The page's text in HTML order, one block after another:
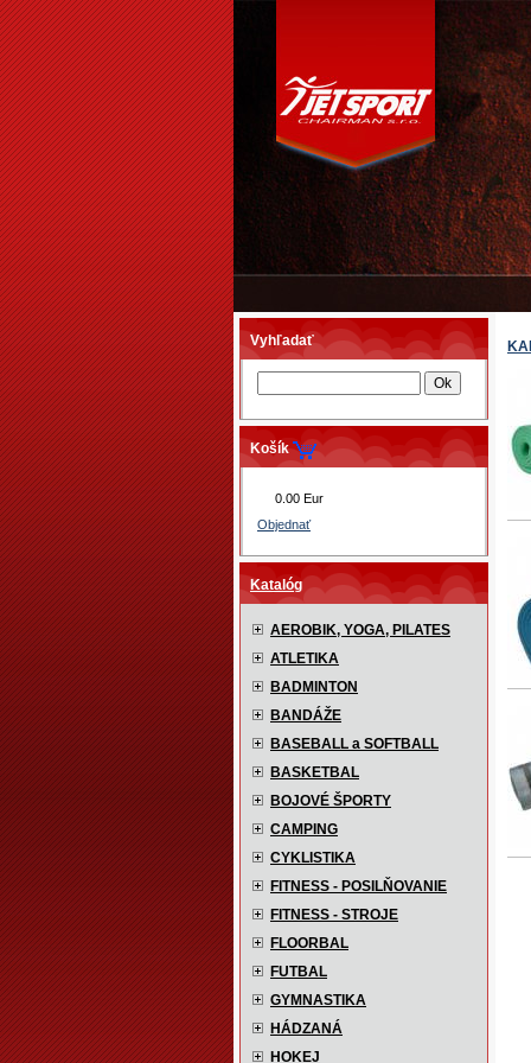
Vyhľadať
Košík
0.00 Eur
Objednať
Katalóg
AEROBIK, YOGA, PILATES
ATLETIKA
BADMINTON
BANDÁŽE
BASEBALL a SOFTBALL
BASKETBAL
BOJOVÉ ŠPORTY
CAMPING
CYKLISTIKA
FITNESS - POSILŇOVANIE
FITNESS - STROJE
FLOORBAL
FUTBAL
GYMNASTIKA
HÁDZANÁ
HOKEJ